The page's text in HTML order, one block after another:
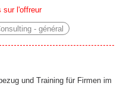
sur l'offreur
- général
und Training für Firmen im